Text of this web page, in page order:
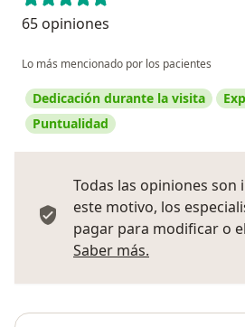
65 opiniones
Lo más mencionado por los pacientes
Dedicación durante la visita
Puntualidad
Todas las opiniones
este motivo, los
pagar para modificar o
Saber más.